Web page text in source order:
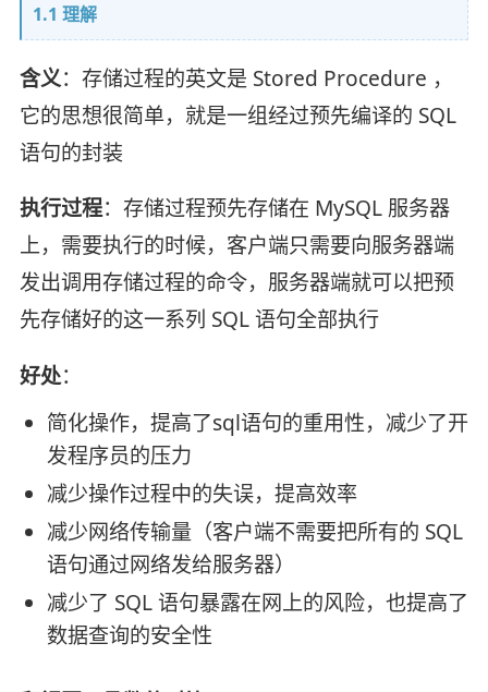
1.1 理解
含义：存储过程的英文是 Stored Procedure ，
它的思想很简单，就是一组经过预先编译的 SQL
语句的封装
执行过程：存储过程预先存储在 MySQL 服务器
上，需要执行的时候，客户端只需要向服务器端
发出调用存储过程的命令，服务器端就可以把预
先存储好的这一系列 SQL 语句全部执行
好处：
简化操作，提高了sql语句的重用性，减少了开
发程序员的压力
减少操作过程中的失误，提高效率
减少网络传输量（客户端不需要把所有的 SQL
语句通过网络发给服务器）
减少了 SQL 语句暴露在网上的风险，也提高了
数据查询的安全性